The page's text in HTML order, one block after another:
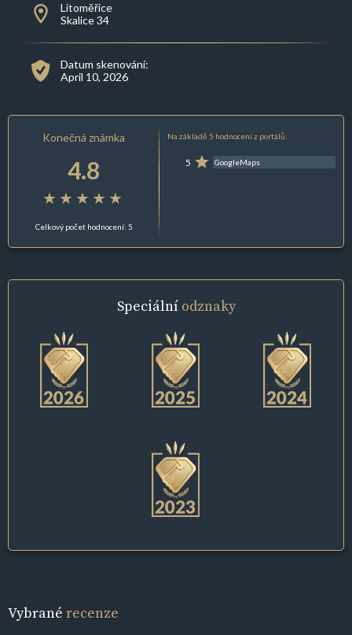
Litoměřice
Skalice 34
Datum skenování:
April 10, 2026
Konečná známka
4.8
Celkový počet hodnocení: 5
Na základě 5 hodnocení z portálů:
5 GoogleMaps
Speciální odznaky
Vybrané recenze